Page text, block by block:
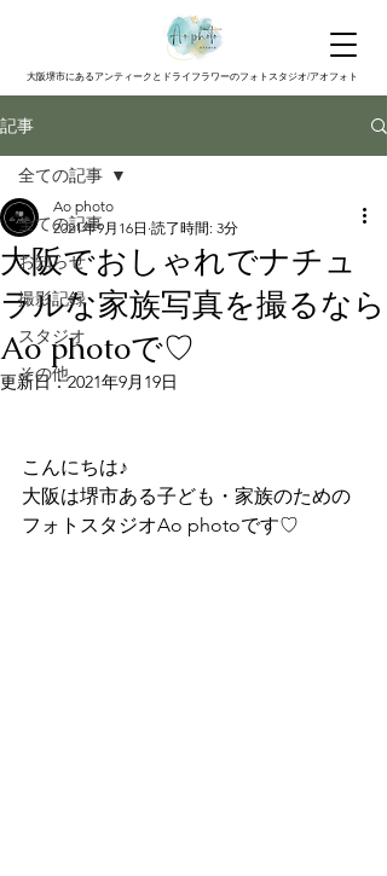
大阪堺市にあるアンティークとドライフラワーのフォトスタジオ/アオフォト
記事
全ての記事
お知らせ
撮影記録
スタジオ
その他
全ての記事
大阪でおしゃれでナチュ
ラルな家族写真を撮るなら
Ao photoで♡
Ao photo
2021年9月16日 読了時間: 3分
更新日：2021年9月19日
こんにちは♪
大阪は堺市ある子ども・家族のための
フォトスタジオAo photoです♡